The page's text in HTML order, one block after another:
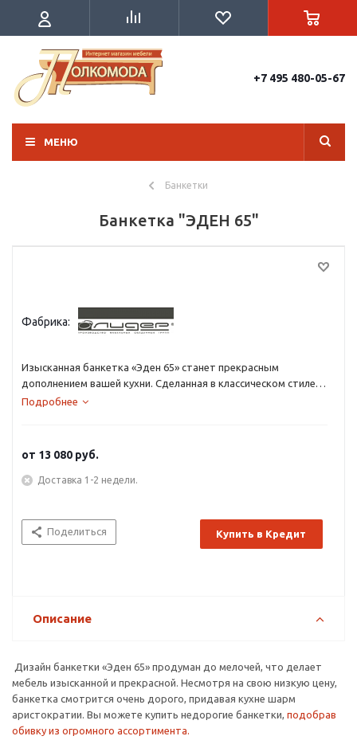
+7 495 480-05-67
МЕНЮ
Банкетки
Банкетка "ЭДЕН 65"
Фабрика:
Изысканная банкетка «Эден 65» станет прекрасным
дополнением вашей кухни. Сделанная в классическом стиле
по эскизам Итальянских мастеров из натуральных пород
Подробнее
от 13 080 руб.
Доставка 1-2 недели.
Поделиться Купить в Кредит
Описание
Дизайн банкетки «Эден 65» продуман до мелочей, что делает
мебель изысканной и прекрасной. Несмотря на свою низкую цену,
банкетка смотрится очень дорого, придавая кухне шарм
аристократии. Вы можете купить недорогие банкетки, подобрав
обивку из огромного ассортимента.